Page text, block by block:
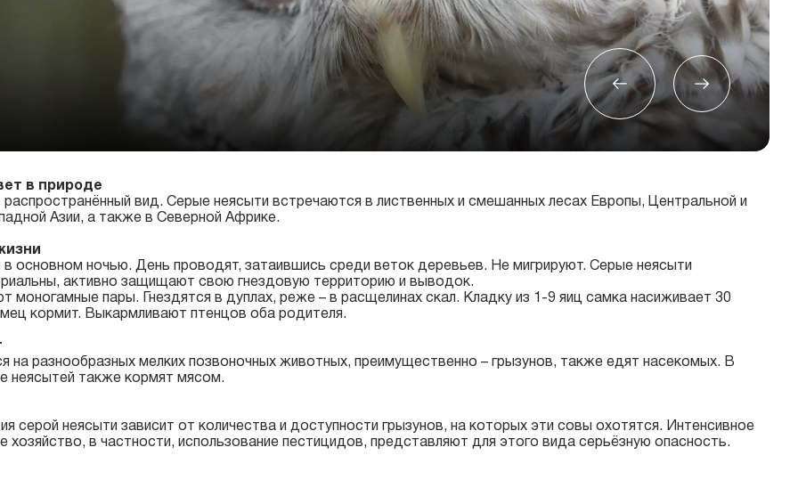
в природе
вид. Серые неясыти встречаются в лиственных и смешанных лесах Европы, Центральной и
Азии, а также в Северной Африке.
в основном ночью. День проводят, затаившись среди веток деревьев. Не мигрируют. Серые неясыти
активно защищают свою гнездовую территорию и выводок.
моногамные пары. Гнездятся в дуплах, реже – в расщелинах скал. Кладку из 1-9 яиц самка насиживает 30
кормит. Выкармливают птенцов оба родителя.
на разнообразных мелких позвоночных животных, преимущественно – грызунов, также едят насекомых. В
неясытей также кормят мясом.
серой неясыти зависит от количества и доступности грызунов, на которых эти совы охотятся. Интенсивное
хозяйство, в частности, использование пестицидов, представляют для этого вида серьёзную опасность.